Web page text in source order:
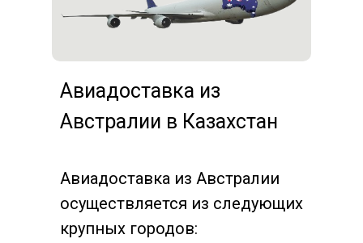
Авиадоставка из
Австралии в Казахстан
Авиадоставка из Австралии
осуществляется из следующих
крупных городов: